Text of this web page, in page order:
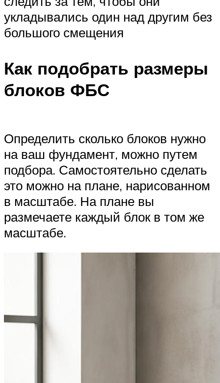
укладывались один над другим без
большого смещения
Как подобрать размеры
блоков ФБС
Определить сколько блоков нужно
на ваш фундамент, можно путем
подбора. Самостоятельно сделать
это можно на плане, нарисованном
в масштабе. На плане вы
размечаете каждый блок в том же
масштабе.